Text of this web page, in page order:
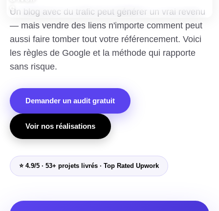
Un blog avec du trafic peut générer un vrai revenu
— mais vendre des liens n'importe comment peut
aussi faire tomber tout votre référencement. Voici
les règles de Google et la méthode qui rapporte
sans risque.
Demander un audit gratuit
Voir nos réalisations
⭐ 4.9/5 · 53+ projets livrés · Top Rated Upwork